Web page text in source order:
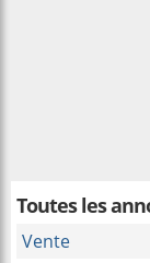
Toutes les
Vente